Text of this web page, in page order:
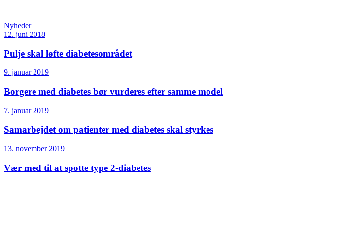
Nyheder
12. juni 2018
Pulje skal løfte diabetes­området
9. januar 2019
Borgere med diabetes bør vurderes efter samme model
7. januar 2019
Samarbejdet om patienter med diabetes skal styrkes
13. november 2019
Vær med til at spotte type 2-diabetes